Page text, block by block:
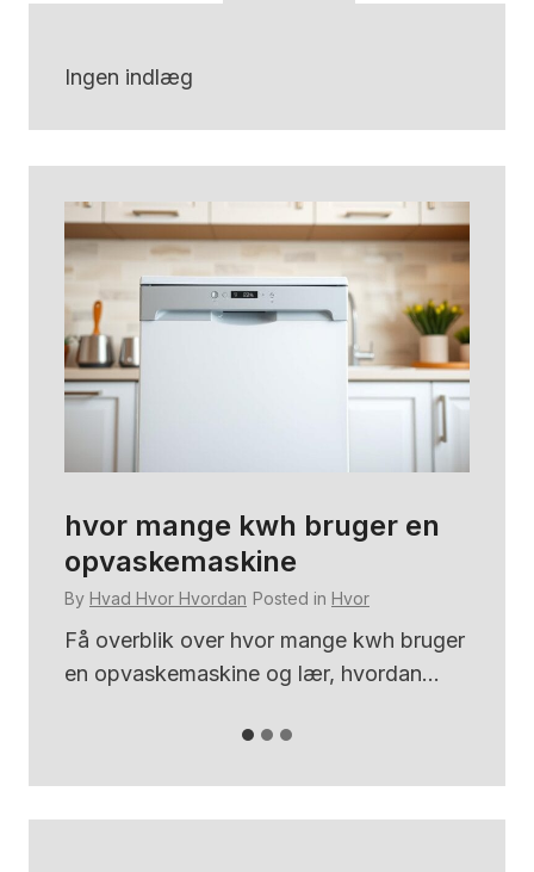
Ingen indlæg
hvor sidder hjertet
ByHvad Hvor Hvordan Posted in
Få et klart overblik over hvor sidder
hjertet i kroppen, dets præcise...